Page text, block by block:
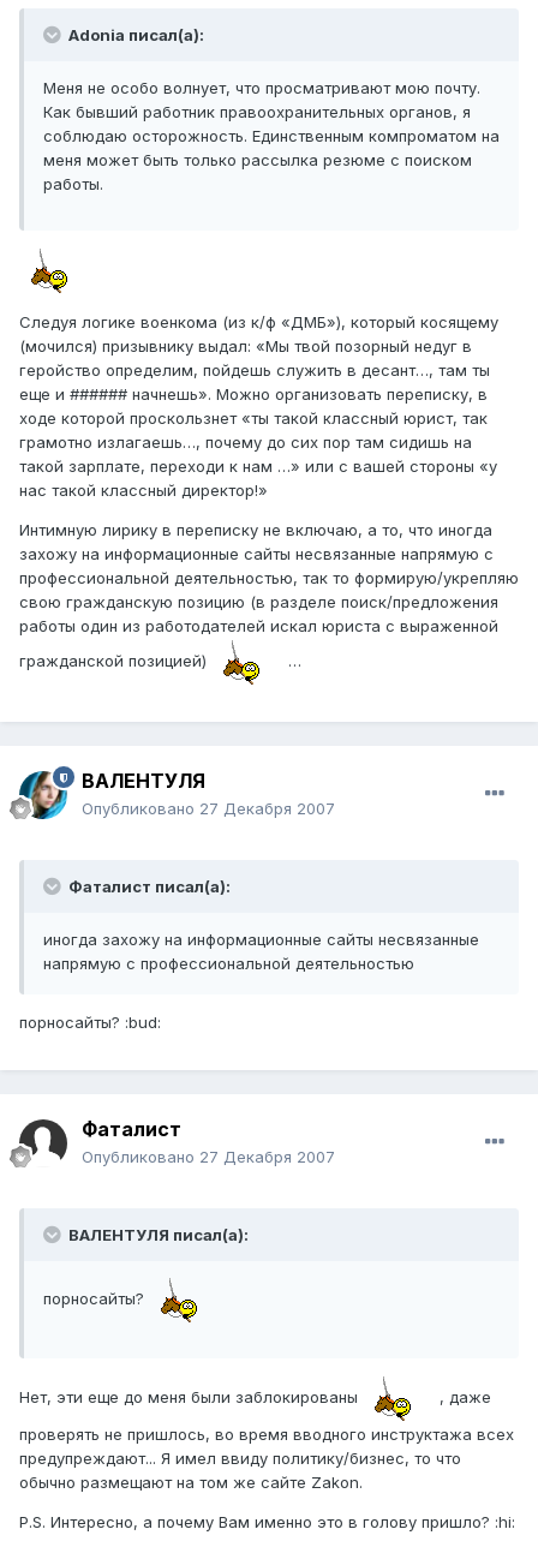
Adonia писал(а):
Меня не особо волнует, что просматривают мою почту.
Как бывший работник правоохранительных органов, я
соблюдаю осторожность. Единственным компроматом на
меня может быть только рассылка резюме с поиском
работы.
Следуя логике военкома (из к/ф «ДМБ»), который косящему
(мочился) призывнику выдал: «Мы твой позорный недуг в
геройство определим, пойдешь служить в десант…, там ты
еще и ###### начнешь». Можно организовать переписку, в
ходе которой проскользнет «ты такой классный юрист, так
грамотно излагаешь…, почему до сих пор там сидишь на
такой зарплате, переходи к нам …» или с вашей стороны «у
нас такой классный директор!»
Интимную лирику в переписку не включаю, а то, что иногда
захожу на информационные сайты несвязанные напрямую с
профессиональной деятельностью, так то формирую/укрепляю
свою гражданскую позицию (в разделе поиск/предложения
работы один из работодателей искал юриста с выраженной
гражданской позицией)
…
ВАЛЕНТУЛЯ
Опубликовано 27 Декабря 2007
Фаталист писал(а):
иногда захожу на информационные сайты несвязанные
напрямую с профессиональной деятельностью
порносайты? :bud:
Фаталист
Опубликовано 27 Декабря 2007
ВАЛЕНТУЛЯ писал(а):
порносайты?
Нет, эти еще до меня были заблокированы
, даже
проверять не пришлось, во время вводного инструктажа всех
предупреждают... Я имел ввиду политику/бизнес, то что
обычно размещают на том же сайте Zakon.
P.S. Интересно, а почему Вам именно это в голову пришло? :hi: